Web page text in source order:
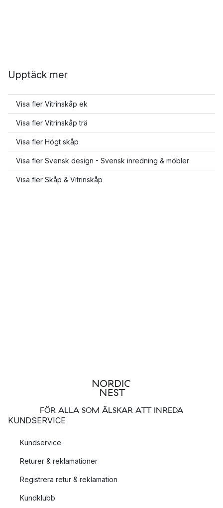
Upptäck mer
Visa fler Vitrinskåp ek
Visa fler Vitrinskåp trä
Visa fler Högt skåp
Visa fler Svensk design - Svensk inredning & möbler
Visa fler Skåp & Vitrinskåp
FÖR ALLA SOM ÄLSKAR ATT INREDA
KUNDSERVICE
Kundservice
Returer & reklamationer
Registrera retur & reklamation
Kundklubb